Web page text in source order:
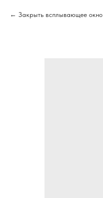
Закрыть всплывающее окно